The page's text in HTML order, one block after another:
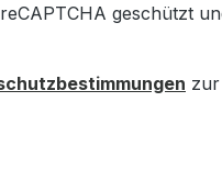
geschützt